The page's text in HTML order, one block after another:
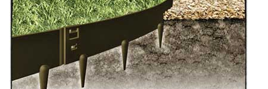
Českých Budějovicích
Pamětní deska Josefa Hloucha na
biskupské rezidenci v Českých
Budějovicích
Socha žáby u rybníčku na Náměstí v